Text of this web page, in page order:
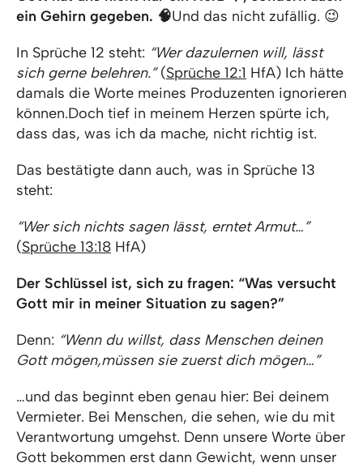
ein Gehirn gegeben. 🧠Und das nicht zufällig. 😉
In Sprüche 12 steht: “Wer dazulernen will, lässt
sich gerne belehren.”(Sprüche 12:1 HfA) Ich hätte
damals die Worte meines Produzenten ignorieren
können.Doch tief in meinem Herzen spürte ich,
dass das, was ich da mache, nicht richtig ist.
Das bestätigte dann auch, was in Sprüche 13
steht:
“Wer sich nichts sagen lässt, erntet Armut…”
(Sprüche 13:18 HfA)
Der Schlüssel ist, sich zu fragen: “Was versucht
Gott mir in meiner Situation zu sagen?”
Denn: “Wenn du willst, dass Menschen deinen
Gott mögen,müssen sie zuerst dich mögen…”
…und das beginnt eben genau hier: Bei deinem
Vermieter. Bei Menschen, die sehen, wie du mit
Verantwortung umgehst. Denn unsere Worte über
Gott bekommen erst dann Gewicht, wenn unser